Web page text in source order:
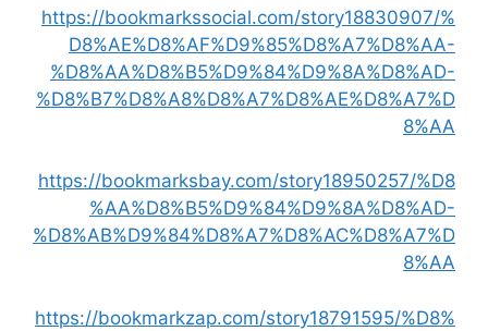
https://bookmarkssocial.com/story18830907/%
D8%AE%D8%AF%D9%85%D8%A7%D8%AA-
%D8%AA%D8%B5%D9%84%D9%8A%D8%AD-
%D8%B7%D8%A8%D8%A7%D8%AE%D8%A7%D
8%AA
https://bookmarksbay.com/story18950257/%D8
%AA%D8%B5%D9%84%D9%8A%D8%AD-
%D8%AB%D9%84%D8%A7%D8%AC%D8%A7%D
8%AA
https://bookmarkzap.com/story18791595/%D8%